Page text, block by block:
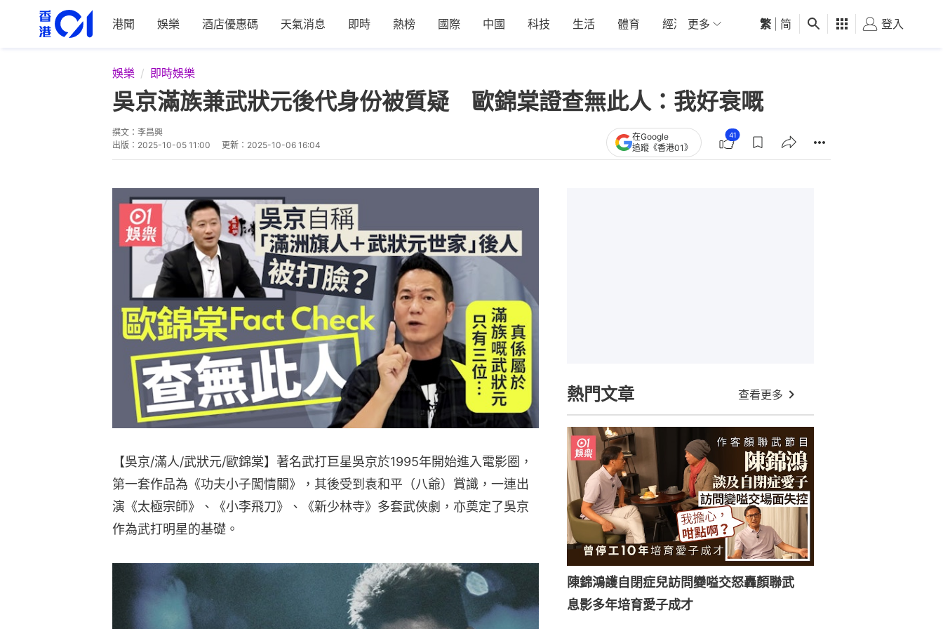
港聞 娛樂 酒店優惠碼 天氣消息 即時 熱榜 國際 中國 科技 生活 體育 經濟 01深圳 觀點 健康 好食玩飛
更多 繁 简 登入
娛樂 即時娛樂
吳京滿族兼武狀元後代身份被質疑 歐錦棠證查無此人：我好衰嘅
撰文： 李昌興
出版： 2025-10-05 11:00 更新： 2025-10-06 16:04
在Google
追蹤《香港01》
41
【吳京/滿人/武狀元/歐錦棠】著名武打巨星吳京於1995年開始進入電影圈，
第一套作品為《功夫小子闖情關》，其後受到袁和平（八爺）賞識，一連出
演《太極宗師》、《小李飛刀》、《新少林寺》多套武俠劇，亦奠定了吳京
作為武打明星的基礎。
熱門文章 查看更多
陳錦鴻護自閉症兒訪問變嗌交怒轟顏聯武
息影多年培育愛子成才